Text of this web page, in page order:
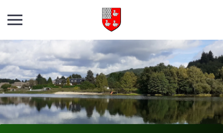
Skip to main content